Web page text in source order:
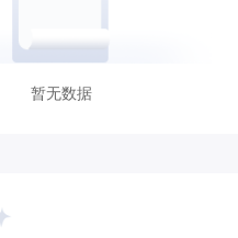
暂无数据